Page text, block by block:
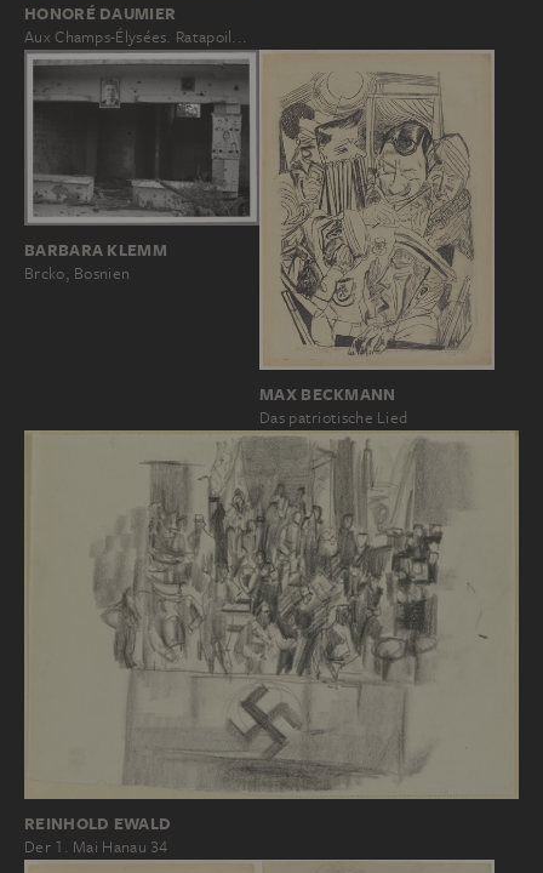
HONORÉ DAUMIER
Aux Champs-Élysées. Ratapoil...
BARBARA KLEMM
Brcko, Bosnien
MAX BECKMANN
Das patriotische Lied
REINHOLD EWALD
Der 1. Mai Hanau 34